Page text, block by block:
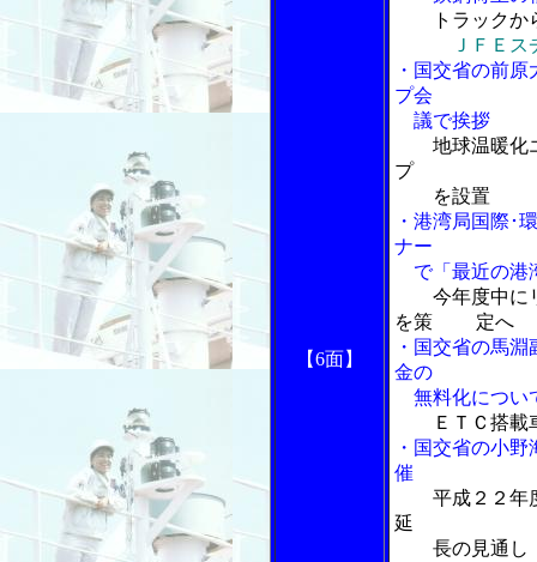
【6面】
トラック
ＪＦＥ
・国交省の前
プ会
議で挨拶
地球温暖化
プ
を設置
・港湾局国際･
ナー
で「最近の港
今年度中に
を策 定へ
・国交省の馬
金の
無料化につい
ＥＴＣ搭
・国交省の小
催
平成２２年
延
長の見通し